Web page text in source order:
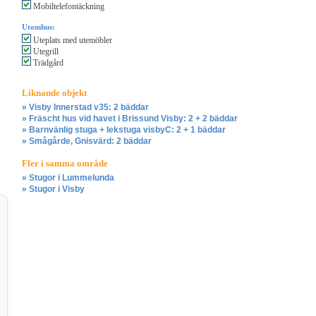
Mobiltelefontäckning
Utomhus:
Uteplats med utemöbler
Utegrill
Trädgård
Liknande objekt
» Visby Innerstad v35: 2 bäddar
» Fräscht hus vid havet i Brissund Visby: 2 + 2 bäddar
» Barnvänlig stuga + lekstuga visbyC: 2 + 1 bäddar
» Smågårde, Gnisvärd: 2 bäddar
Fler i samma område
» Stugor i Lummelunda
» Stugor i Visby